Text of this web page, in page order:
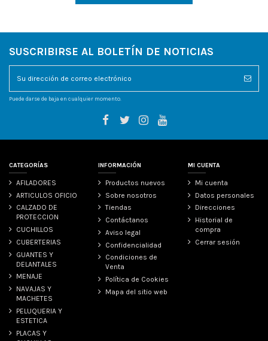
SUSCRIBIRSE AL BOLETÍN DE NOTICIAS
Puede darse de baja en cualquier momento.
CATEGORÍAS
AFILADORES
ARTICULOS OFICIO
CALZADO DE
PROTECCION
CUCHILLOS
CUBERTERIAS
GUANTES Y
DELANTALES
MENAJE
NAVAJAS Y
MACHETES
PELUQUERIA Y
ESTETICA
PLACAS Y
INFORMACIÓN
Productos nuevos
Sobre nosotros
Tiendas
Contáctanos
Aviso legal
Confidencialidad
Condiciones de
Venta
Política de Cookies
Mapa del sitio web
MI CUENTA
Mi cuenta
Datos personales
Direcciones
Historial de
compra
Cerrar sesión